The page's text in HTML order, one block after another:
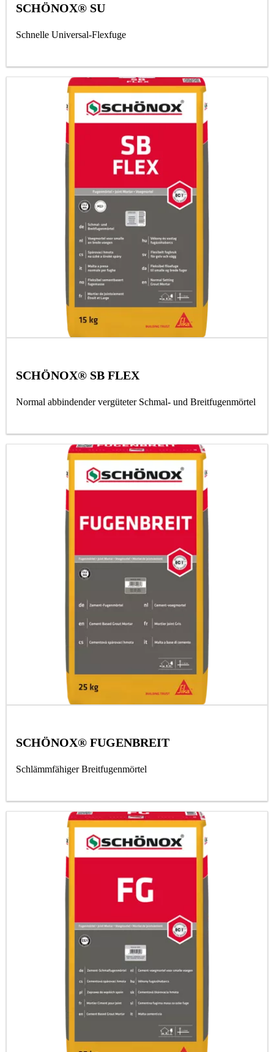
SCHÖNOX® SU
Schnelle Universal-Flexfuge
SCHÖNOX® SB FLEX
Normal abbindender vergüteter Schmal- und Breitfugenmörtel
SCHÖNOX® FUGENBREIT
Schlämmfähiger Breitfugenmörtel